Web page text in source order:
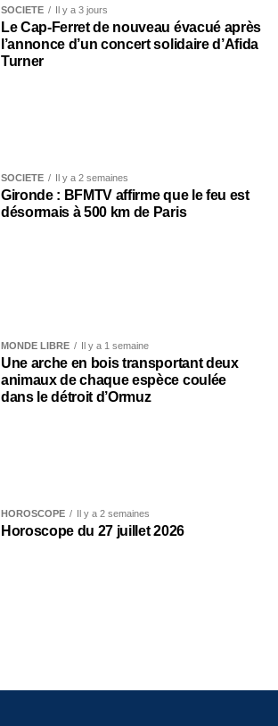
SOCIÉTÉ Il y a 3 jours
Le Cap-Ferret de nouveau évacué après
l’annonce d’un concert solidaire d’Afida
Turner
SOCIÉTÉ Il y a 2 semaines
Gironde : BFMTV affirme que le feu est
désormais à 500 km de Paris
MONDE LIBRE Il y a 1 semaine
Une arche en bois transportant deux
animaux de chaque espèce coulée
dans le détroit d’Ormuz
HOROSCOPE Il y a 2 semaines
Horoscope du 27 juillet 2026